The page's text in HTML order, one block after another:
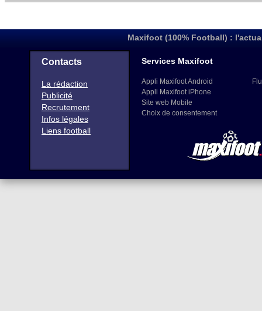
Maxifoot (100% Football) :
Contacts
La rédaction
Publicité
Recrutement
Infos légales
Liens football
Services Maxifoot
Appli Maxifoot Android
Appli Maxifoot iPhone
Site web Mobile
Choix de consentement